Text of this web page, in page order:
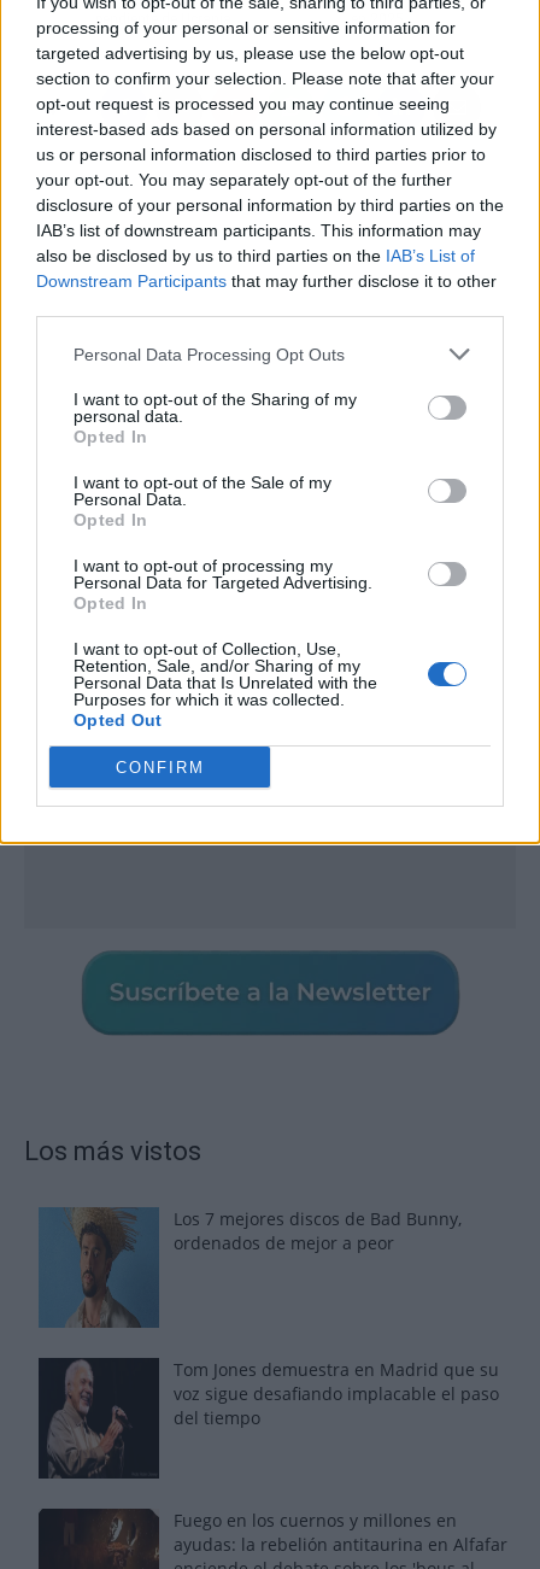
processing of your personal or sensitive information for
targeted advertising by us, please use the below opt-out
section to confirm your selection. Please note that after your
opt-out request is processed you may continue seeing
interest-based ads based on personal information utilized by
us or personal information disclosed to third parties prior to
your opt-out. You may separately opt-out of the further
disclosure of your personal information by third parties on the
IAB’s list of downstream participants. This information may
also be disclosed by us to third parties on the IAB’s List of
Downstream Participants that may further disclose it to other
Personal Data Processing Opt Outs
I want to opt-out of the Sharing of my
personal data.
Opted In
I want to opt-out of the Sale of my
Personal Data.
Opted In
I want to opt-out of processing my
Personal Data for Targeted Advertising.
Opted In
I want to opt-out of Collection, Use,
Retention, Sale, and/or Sharing of my
Personal Data that Is Unrelated with the
Purposes for which it was collected.
Opted Out
CONFIRM
pendiente de Ucrania
en 2025
Publicidad
Los más vistos
Los 7 mejores discos de Bad Bunny,
ordenados de mejor a peor
Tom Jones demuestra en Madrid que su
voz sigue desafiando implacable el paso
del tiempo
Fuego en los cuernos y millones en
ayudas: la rebelión antitaurina en Alfafar